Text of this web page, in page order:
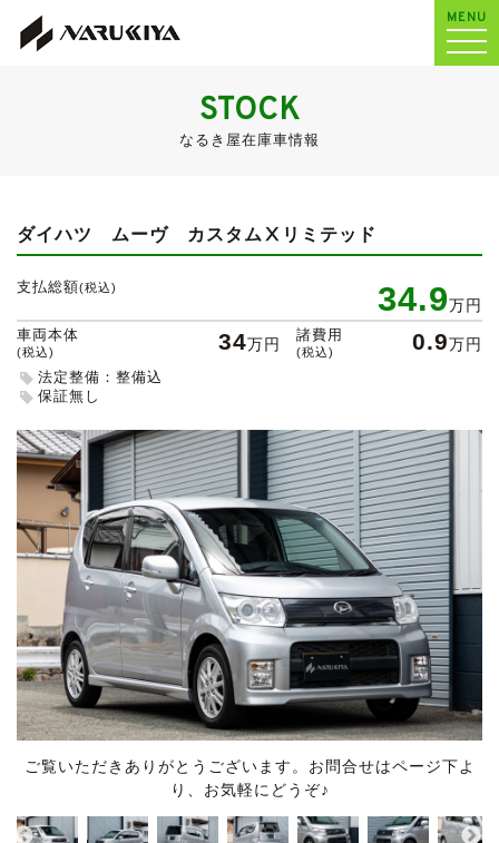
MENU
STOCK
なるき屋在庫車情報
ダイハツ ムーヴ カスタムⅩリミテッド
支払総額(税込) 34.9万円
車両本体
(税込) 34万円 諸費用
(税込) 0.9万円
法定整備：整備込
保証無し
ご覧いただきありがとうございます。お問合せはページ下よ
り、お気軽にどうぞ♪